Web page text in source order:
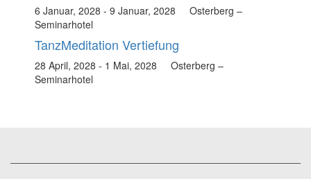
6 Januar, 2028 - 9 Januar, 2028
Osterberg –
Seminarhotel
TanzMeditation Vertiefung
28 April, 2028 - 1 Mai, 2028
Osterberg –
Seminarhotel